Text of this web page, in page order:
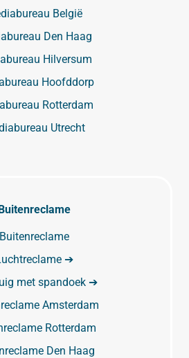
België
Den Haag
Hilversum
Hoofddorp
Rotterdam
Utrecht
Buitenreclame
➔
met spandoek ➔
Amsterdam
Rotterdam
Den Haag